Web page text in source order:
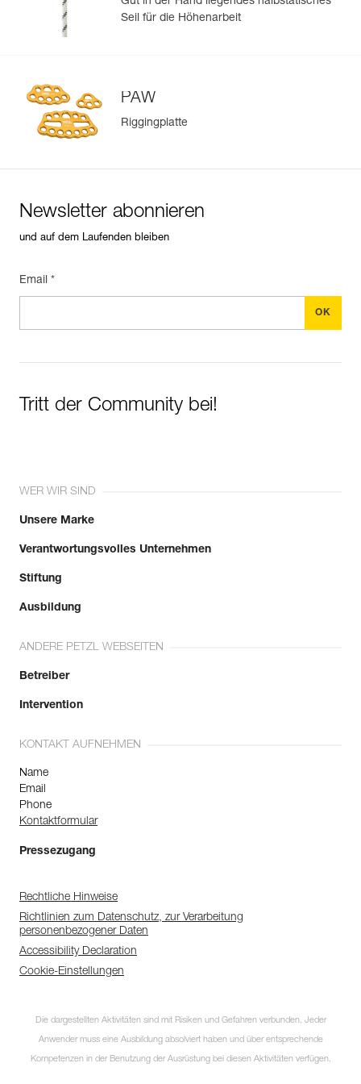
Herstellungsdatum an.
Seil für die Höhenarbeit
PAW
Riggingplatte
Newsletter abonnieren
und auf dem Laufenden bleiben
Email *
Tritt der Community bei!
WER WIR SIND
Unsere Marke
Verantwortungsvolles Unternehmen
Stiftung
Ausbildung
ANDERE PETZL WEBSEITEN
Betreiber
Intervention
KONTAKT AUFNEHMEN
Name
Email
Phone
Kontaktformular
Pressezugang
Rechtliche Hinweise
Richtlinien zum Datenschutz, zur Verarbeitung
personenbezogener Daten
Accessibility Declaration
Cookie-Einstellungen
Die dargestellten Aktivitäten sind mit Risiken und Gefahren verbunden. Jeder
Anwender muss eine Ausbildung absolviert haben und über entsprechende
Kompetenzen in der Benutzung der Ausrüstung bei diesen Aktivitäten verfügen.